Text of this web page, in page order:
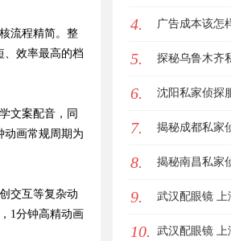
流程精简。整
、效率最高的档
文案配音，同
动画常规周期为
交互等复杂动
1分钟高精动画
者
4. 广告成本该怎
商俐麸科技
5. 探秘乌鲁木齐
优势
6. 沈阳私家侦探
守护真相的专
7. 揭秘成都私家
服务
8. 揭秘南昌私家
价值详解
9. 武汉配眼镜 上
10. 武汉配眼镜 上